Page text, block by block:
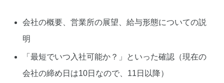
会社の概要、営業所の展望、給与形態についての説
明
「最短でいつ入社可能か？」といった確認（現在の
会社の締め日は10日なので、11日以降）